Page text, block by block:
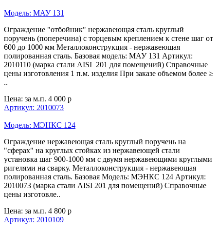
Модель: МАУ 131
Ограждение "отбойник" нержавеющая сталь круглый
поручень (поперечина) с торцевым креплением к стене шаг от
600 до 1000 мм Металлоконструкция - нержавеющая
полированная сталь. Базовая модель: МАУ 131 Артикул:
2010110 (марка стали AISI 201 для помещений) Справочные
цены изготовления 1 п.м. изделия При заказе объемом более ≥
..
Цена: за м.п. 4 000 р
Артикул: 2010073
Модель: МЭНКС 124
Ограждение нержавеющая сталь круглый поручень на
"сферах" на круглых стойках из нержавеющей стали
установка шаг 900-1000 мм с двумя нержавеющими круглыми
ригелями на сварку. Металлоконструкция - нержавеющая
полированная сталь. Базовая Модель: МЭНКС 124 Артикул:
2010073 (марка стали AISI 201 для помещений) Справочные
цены изготовле..
Цена: за м.п. 4 800 р
Артикул: 2010109